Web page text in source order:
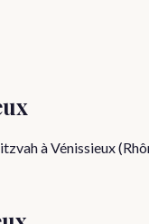
à Vénissieux